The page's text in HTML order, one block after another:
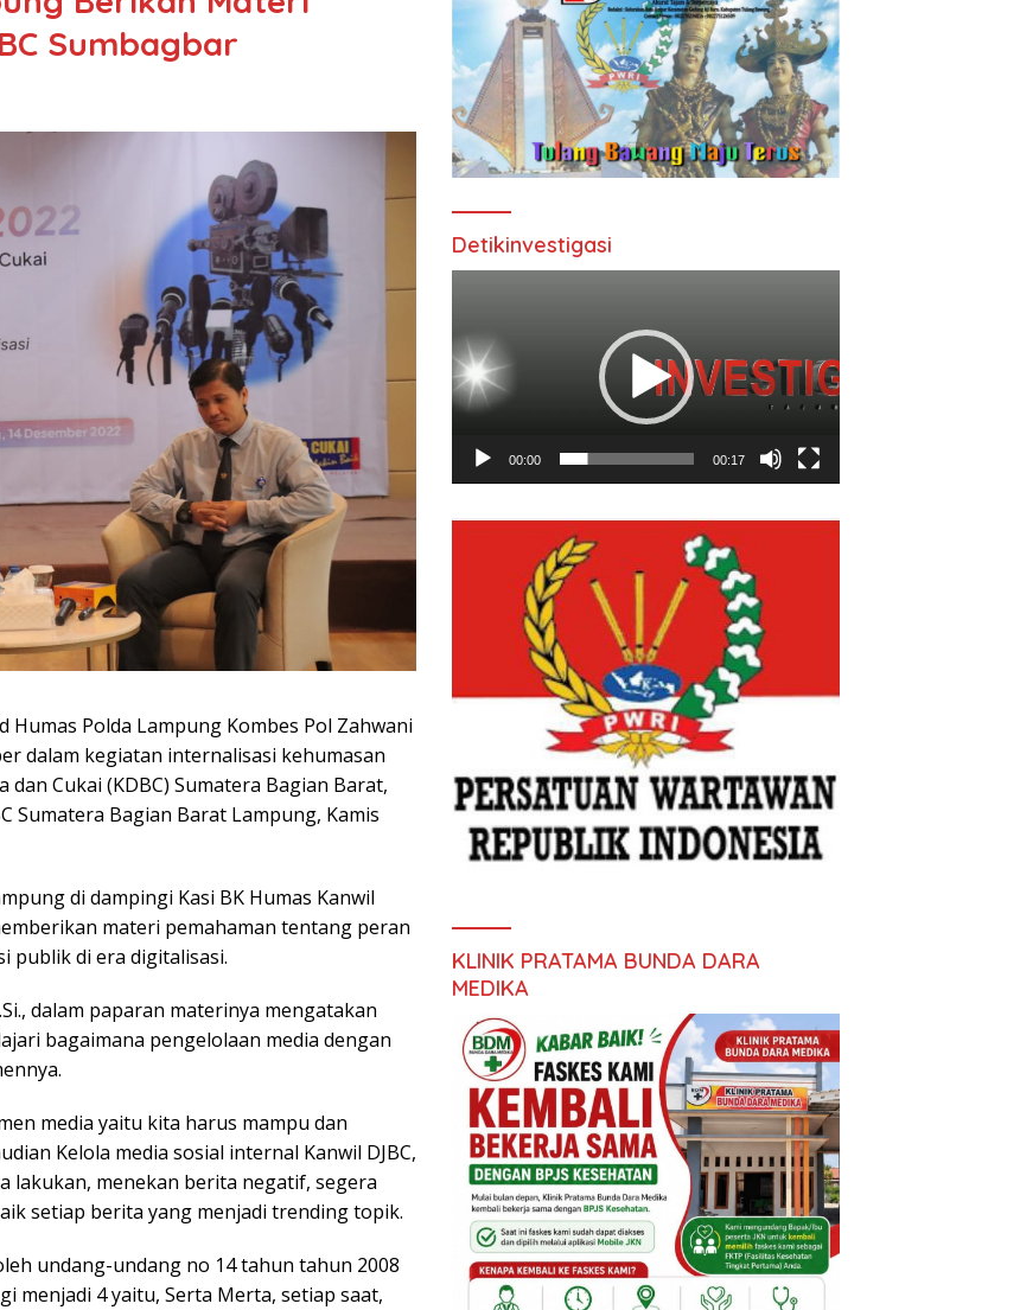
Sumbagbar
Polda Lampung Kombes Pol Zahwani
dalam kegiatan internalisasi kehumasan
Cukai (KDBC) Sumatera Bagian Barat,
Sumatera Bagian Barat Lampung, Kamis
di dampingi Kasi BK Humas Kanwil
materi pemahaman tentang peran
publik di era digitalisasi.
dalam paparan materinya mengatakan
bagaimana pengelolaan media dengan
media yaitu kita harus mampu dan
Kelola media sosial internal Kanwil DJBC,
lakukan, menekan berita negatif, segera
setiap berita yang menjadi trending topik.
undang-undang no 14 tahun tahun 2008
menjadi 4 yaitu, Serta Merta, setiap saat,
Detikinvestigasi
00:00 00:17
KLINIK PRATAMA BUNDA DARA
MEDIKA